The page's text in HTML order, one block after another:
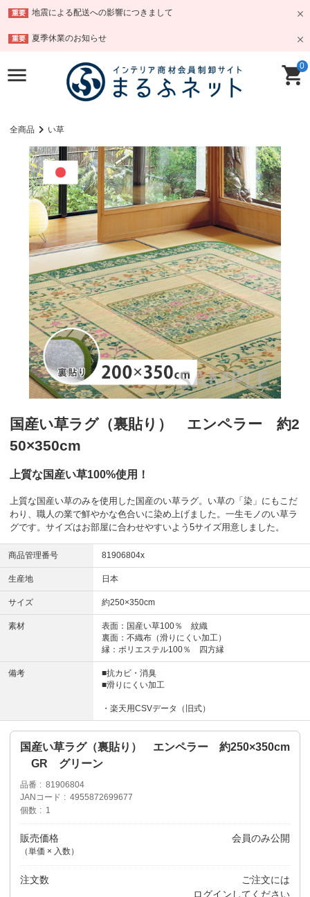
重要 地震による配送への影響につきまして
重要 夏季休業のお知らせ
0
全商品 い草
国産い草ラグ（裏貼り） エンペラー 約2
50×350cm
上質な国産い草100%使用！
上質な国産い草のみを使用した国産のい草ラグ。い草の「染」にもこだ
わり、職人の業で鮮やかな色合いに染め上げました。一生モノのい草ラ
グです。サイズはお部屋に合わせやすいよう5サイズ用意しました。
商品管理番号 81906804x
生産地 日本
サイズ 約250×350cm
素材
表面：国産い草100％ 紋織
裏面：不織布（滑りにくい加工）
縁：ポリエステル100％ 四方縁
備考
■抗カビ・消臭
■滑りにくい加工
・楽天用CSVデータ（旧式）
国産い草ラグ（裏貼り） エンペラー 約250×350cm
GR グリーン
品番
81906804
JANコード
4955872699677
個数
1
販売価格
（単価 × 入数）
会員のみ公開
注文数
ご注文には
ログイン してください